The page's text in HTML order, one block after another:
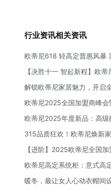
行业资讯相关资讯
欧蒂尼618 轻高定普惠风暴
定制性价比
【决胜十一 智起新程】欧
能培训会圆满举办
解锁欧蒂尼家居魅力，开启
欧蒂尼2025全国加盟商峰
刻，共绘新蓝图！
欧蒂尼2025年度新品：高
315品质狂欢！欧蒂尼焕新
元补贴礼遇！
【进阶】2025欧蒂尼全国
耀之旅
欧蒂尼高定系统柜：意式高
暖冬，最让女人心动衣帽间